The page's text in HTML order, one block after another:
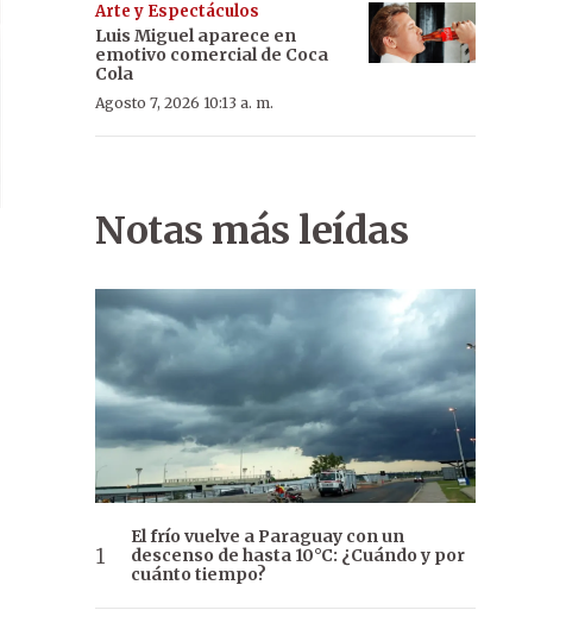
Arte y Espectáculos
Luis Miguel aparece en
emotivo comercial de Coca
Cola
Agosto 7, 2026 10:13 a. m.
Notas más leídas
El frío vuelve a Paraguay con un
descenso de hasta 10°C: ¿Cuándo y por
cuánto tiempo?